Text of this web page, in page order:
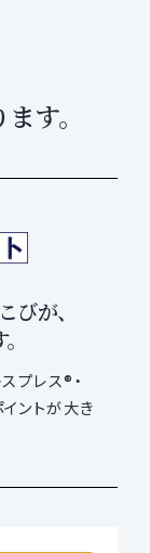
す。
が、
プレス®・
ントが大き